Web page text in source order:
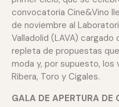
convocatoria Cine&Vino
de noviembre al
Valladolid (LAVA) cargado
repleta de propuestas
moda y, por supuesto, los
Ribera, Toro y Cigales.
GALA DE APERTURA DE